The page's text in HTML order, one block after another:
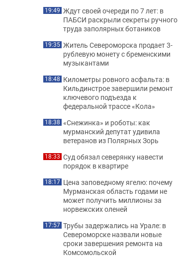
19:49 Ждут своей очереди по 7 лет: в
ПАБСИ раскрыли секреты ручного
труда заполярных ботаников
19:35 Житель Североморска продает 3-
рублевую монету с бременскими
музыкантами
18:48 Километры ровного асфальта: в
Кильдинстрое завершили ремонт
ключевого подъезда к
федеральной трассе «Кола»
18:38 «Снежинка» и роботы: как
мурманский депутат удивила
ветеранов из Полярных Зорь
18:33 Суд обязал северянку навести
порядок в квартире
18:17 Цена заповедному ягелю: почему
Мурманская область годами не
может получить миллионы за
норвежских оленей
17:57 Трубы задержались на Урале: в
Североморске назвали новые
сроки завершения ремонта на
Комсомольской